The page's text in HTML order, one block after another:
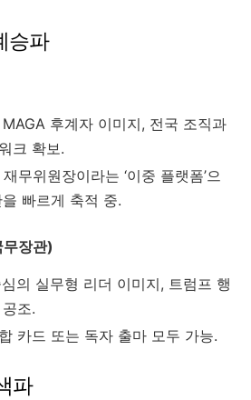
승파
후계자 이미지, 전국 조직과
크 확보.
무위원장이라는 ‘이중 플랫폼’으
빠르게 축적 중.
장관)
심의 실무형 리더 이미지, 트럼프 행
조.
카드 또는 독자 출마 모두 가능.
파